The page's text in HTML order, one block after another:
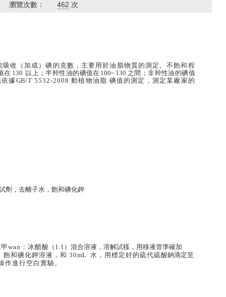
瀏覽次數：
462 次
吸收（加成）碘的克數，主要用於油脂物質的測定。不飽和程
在 130 以上；半幹性油的碘值在 100~ 130 之間；非幹性油的碘值
據GB/T 5532-2008動植物油脂 碘值的測定，測定某廠家的
劑，去離子水，飽和碘化鉀
wan：冰醋酸（ 1:1 ）混合溶液，溶解試樣，用移液管準確加
飽和碘化鉀溶液，和 30mL 水，用標定好的硫代硫酸鈉滴定至
進行空白實驗。